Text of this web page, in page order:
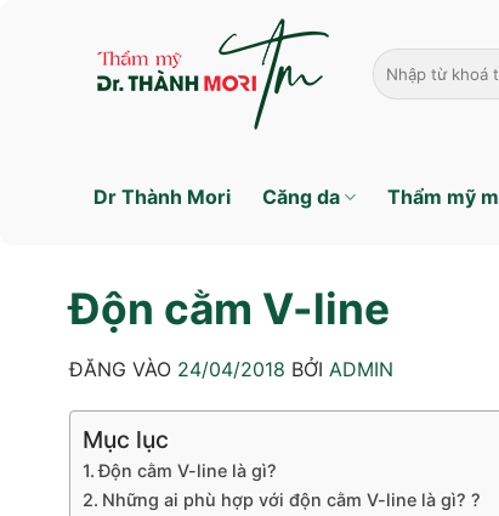
Dr Thành Mori Căng da Thẩm mỹ
Độn cằm V-line
ĐĂNG VÀO 24/04/2018 BỞI ADMIN
Mục lục
Độn cằm V-line là gì?
Những ai phù hợp với độn cằm V-line là gì? ?